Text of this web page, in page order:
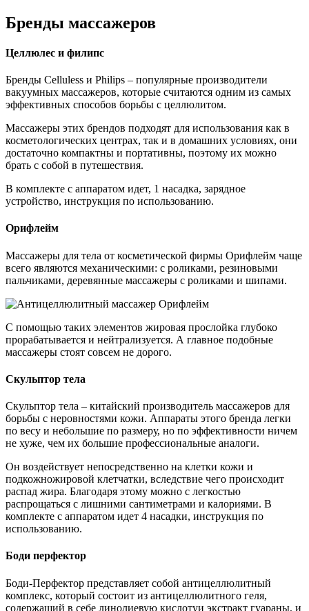
Бренды массажеров
Целлюлес и филипс
Бренды Celluless и Philips – популярные производители
вакуумных массажеров, которые считаются одним из самых
эффективных способов борьбы с целлюлитом.
Массажеры этих брендов подходят для использования как в
косметологических центрах, так и в домашних условиях, они
достаточно компактны и портативны, поэтому их можно
брать с собой в путешествия.
В комплекте с аппаратом идет, 1 насадка, зарядное
устройство, инструкция по использованию.
Орифлейм
Массажеры для тела от косметической фирмы Орифлейм чаще
всего являются механическими: с роликами, резиновыми
пальчиками, деревянные массажеры с роликами и шипами.
С помощью таких элементов жировая прослойка глубоко
прорабатывается и нейтрализуется. А главное подобные
массажеры стоят совсем не дорого.
Скульптор тела
Скульптор тела – китайский производитель массажеров для
борьбы с неровностями кожи. Аппараты этого бренда легки
по весу и небольшие по размеру, но по эффективности ничем
не хуже, чем их большие профессиональные аналоги.
Он воздействует непосредственно на клетки кожи и
подкожножировой клетчатки, вследствие чего происходит
распад жира. Благодаря этому можно с легкостью
распрощаться с лишними сантиметрами и калориями. В
комплекте с аппаратом идет 4 насадки, инструкция по
использованию.
Боди перфектор
Боди-Перфектор представляет собой антицеллюлитный
комплекс, который состоит из антицеллюлитного геля,
содержащий в себе линолиевую кислотуи экстракт гуараны, и